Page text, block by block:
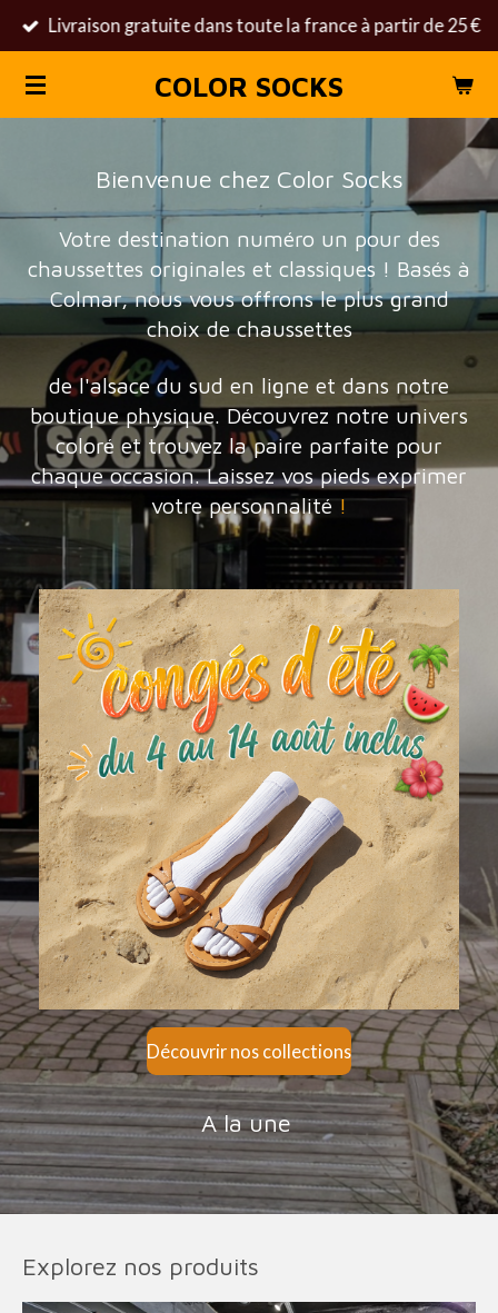
Passer
au
contenu
principal
COLOR SOCKS
Livraison gratuite dans toute la france à partir de 25 €
Bienvenue chez Color Socks
Votre destination numéro un pour des
chaussettes originales et classiques ! Basés à
Colmar, nous vous offrons le plus grand
choix de chaussettes
de l'alsace du sud en ligne et dans notre
boutique physique. Découvrez notre univers
coloré et trouvez la paire parfaite pour
chaque occasion. Laissez vos pieds exprimer
votre personnalité!
Découvrir nos collections
A la une
Explorez nos produits